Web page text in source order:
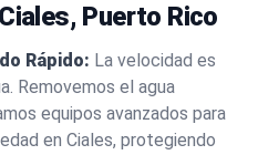
Puerto Rico
Rápido: La velocidad es
Removemos el agua
equipos avanzados para
en Ciales, protegiendo